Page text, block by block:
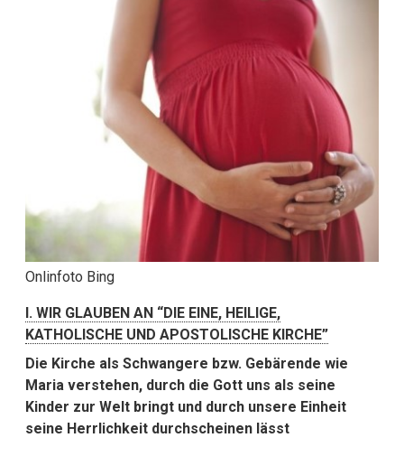
Onlinfoto Bing
I. WIR GLAUBEN AN “DIE EINE, HEILIGE,
KATHOLISCHE UND APOSTOLISCHE KIRCHE”
Die Kirche als Schwangere bzw. Gebärende wie
Maria verstehen, durch die Gott uns als seine
Kinder zur Welt bringt und durch unsere Einheit
seine Herrlichkeit durchscheinen lässt